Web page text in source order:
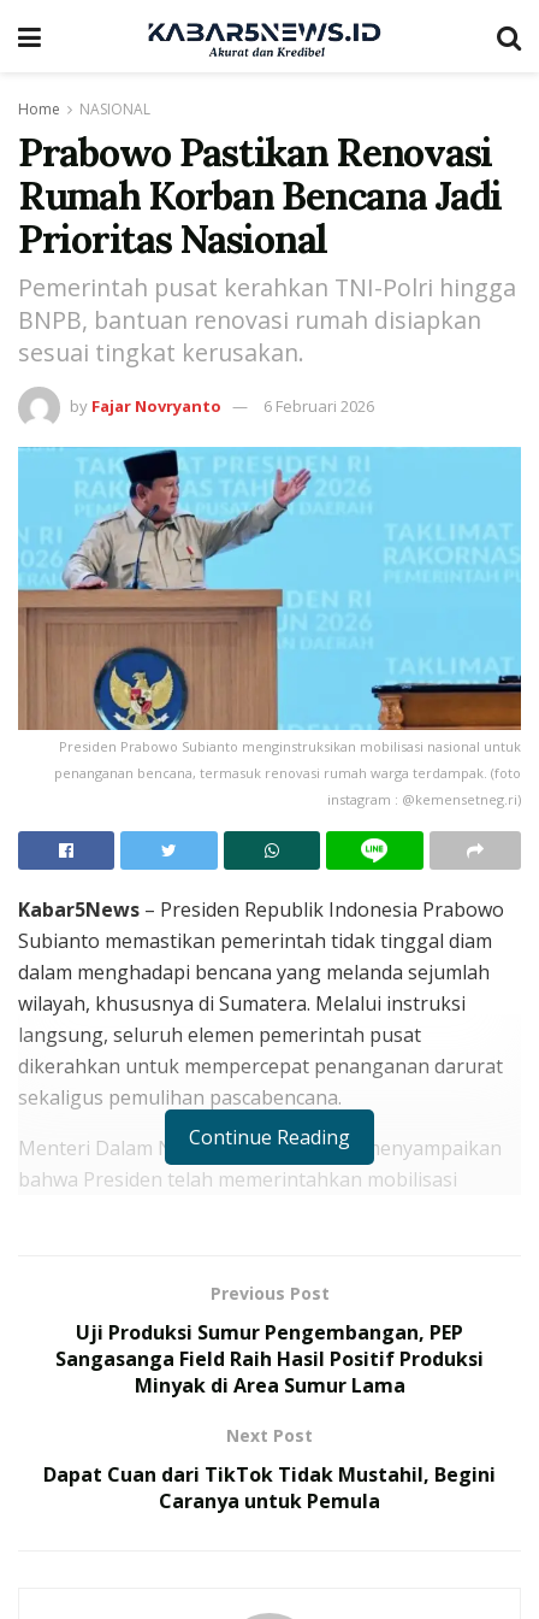
Home NASIONAL
Prabowo Pastikan Renovasi
Rumah Korban Bencana Jadi
Prioritas Nasional
Pemerintah pusat kerahkan TNI-Polri hingga
BNPB, bantuan renovasi rumah disiapkan
sesuai tingkat kerusakan.
by Fajar Novryanto 6 Februari 2026
Presiden Prabowo Subianto menginstruksikan mobilisasi nasional untuk
penanganan bencana, termasuk renovasi rumah warga terdampak. (foto
instagram : @kemensetneg.ri)
Kabar5News – Presiden Republik Indonesia Prabowo
Subianto memastikan pemerintah tidak tinggal diam
dalam menghadapi bencana yang melanda sejumlah
wilayah, khususnya di Sumatera. Melalui instruksi
langsung, seluruh elemen pemerintah pusat
dikerahkan untuk mempercepat penanganan darurat
sekaligus pemulihan pascabencana.
Menteri Dalam Negeri Tito Karnavian menyampaikan
bahwa Presiden telah memerintahkan mobilisasi
difokuskan pada evakuasi dan bantuan logistik, tetapi
juga pada pemulihan kehidupan masyarakat, terutama
tempat tinggal warga yang rusak.
175 Prajurit TNI Rampungkan Misi Perdamaian PBB di
Kongo, Terima Satyalancana Santi Dharma
Continue Reading
Previous Post
Uji Produksi Sumur Pengembangan, PEP
Sangasanga Field Raih Hasil Positif Produksi
Minyak di Area Sumur Lama
Next Post
Dapat Cuan dari TikTok Tidak Mustahil, Begini
Caranya untuk Pemula